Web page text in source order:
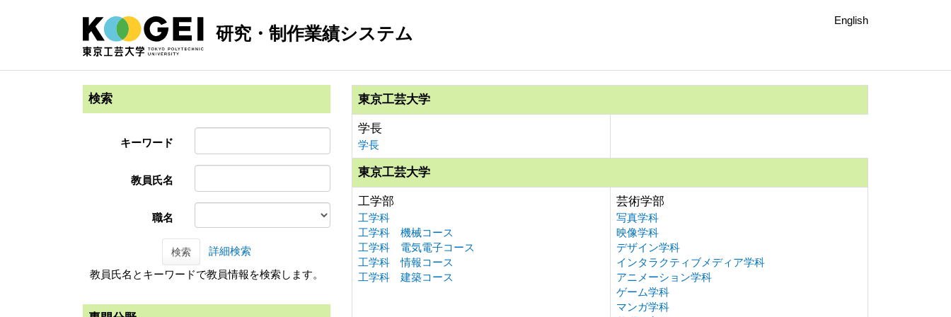
研究・制作業績システム
English
検索
キーワード
教員氏名
職名
検索
詳細検索
教員氏名とキーワードで教員情報を検索します。
東京工芸大学
学長
学長
東京工芸大学
工学部
工学科
工学科 機械コース
工学科 電気電子コース
工学科 情報コース
工学科 建築コース
芸術学部
写真学科
映像学科
デザイン学科
インタラクティブメディア学科
アニメーション学科
ゲーム学科
マンガ学科